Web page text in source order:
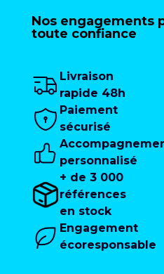
Nos engagements
toute confiance
Livraison
rapide 48h
Paiement
sécurisé
personnalisé
+ de 3 000
références
en stock
Engagement
écoresponsable